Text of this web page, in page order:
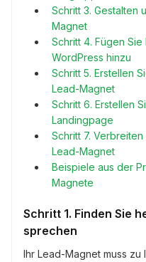
Schritt 3. Gestalten
Magnet
Schritt 4. Fügen
WordPress hinzu
Schritt 5. Erstellen
Lead-Magnet
Schritt 6. Erstellen
Landingpage
Schritt 7.
Lead-Magnet
Beispiele aus der
Magnete
Schritt 1. Finden Sie
sprechen
Ihr Lead-Magnet muss